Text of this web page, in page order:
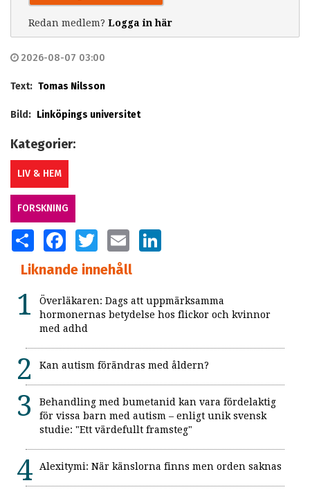
Redan medlem? Logga in här
2026-08-07 03:00
Text: Tomas Nilsson
Bild: Linköpings universitet
Kategorier:
LIV & HEM
FORSKNING
SHARE FACEBOOKTWITTER EMAIL
Liknande innehåll
Överläkaren: Dags att uppmärksamma
hormonernas betydelse hos flickor och kvinnor
med adhd
Kan autism förändras med åldern?
Behandling med bumetanid kan vara fördelaktig
för vissa barn med autism – enligt unik svensk
studie: "Ett värdefullt framsteg"
Alexitymi: När känslorna finns men orden saknas